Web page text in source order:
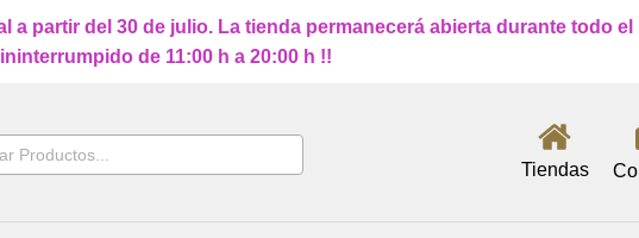
a partir del 30 de julio. La tienda permanecerá abierta durante todo
ininterrumpido de 11:00 h a 20:00 h !!
Tiendas